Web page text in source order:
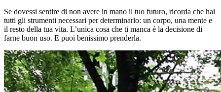
Se dovessi sentire di non avere in mano il tuo futuro, ricorda che hai
tutti gli strumenti necessari per determinarlo: un corpo, una mente e
il resto della tua vita. L’unica cosa che ti manca è la decisione di
farne buon uso. E puoi benissimo prenderla.